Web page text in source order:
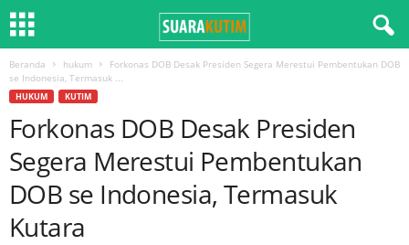
Beranda hukum
Forkonas DOB Desak Presiden Segera Merestui Pembentukan DOB
se Indonesia, Termasuk ...
HUKUM KUTIM
Forkonas DOB Desak Presiden
Segera Merestui Pembentukan
DOB se Indonesia, Termasuk
Kutara